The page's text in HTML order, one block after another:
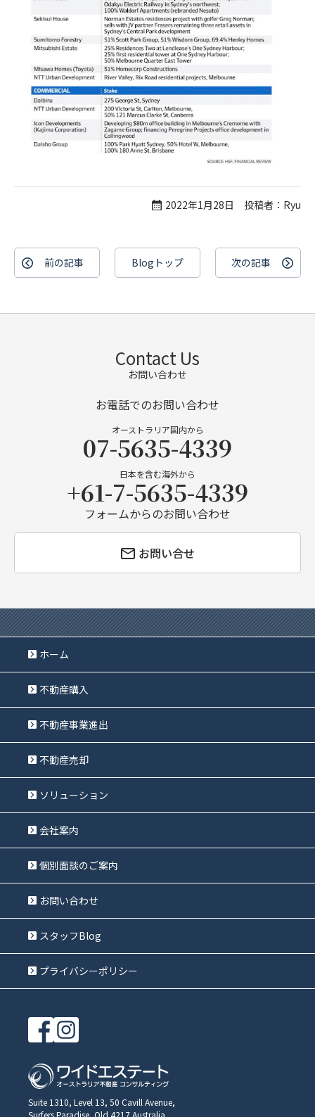
2022年1月28日 投稿者：Ryu
前の記事 Blogトップ 次の記事
Contact Us
お問い合わせ
お電話でのお問い合わせ
オーストラリア国内から
07-5635-4339
日本を含む海外から
+61-7-5635-4339
フォームからのお問い合わせ
お問い合せ
ホーム
不動産購入
不動産事業進出
不動産売却
ソリューション
会社案内
個別面談のご案内
お問い合わせ
スタッフBlog
プライバシーポリシー
Suite 1310, Level 13, 50 Cavill Avenue,
Surfers Paradise, Qld 4217 Australia